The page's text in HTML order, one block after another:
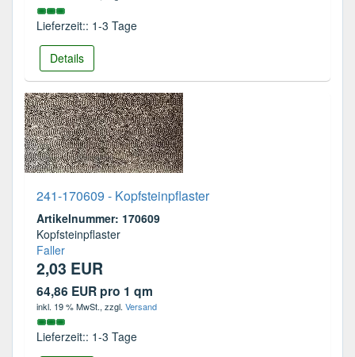
Lieferzeit:: 1-3 Tage
Details
241-170609 - Kopfsteinpflaster
Artikelnummer: 170609
Kopfsteinpflaster
Faller
2,03 EUR
64,86 EUR pro 1 qm
inkl. 19 % MwSt., zzgl. Versand
Lieferzeit:: 1-3 Tage